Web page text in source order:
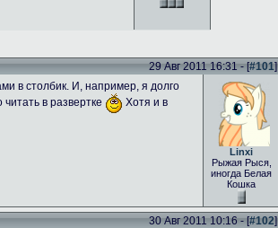
29 Авг 2011 16:31 - [#101]
в столбик. И, например, я долго
в развертке
Хотя и в
Linxi
Рыжая Рыся,
иногда Белая
Кошка
30 Авг 2011 10:16 - [#102]